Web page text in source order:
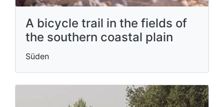
A bicycle trail in the fields of
the southern coastal plain
Süden